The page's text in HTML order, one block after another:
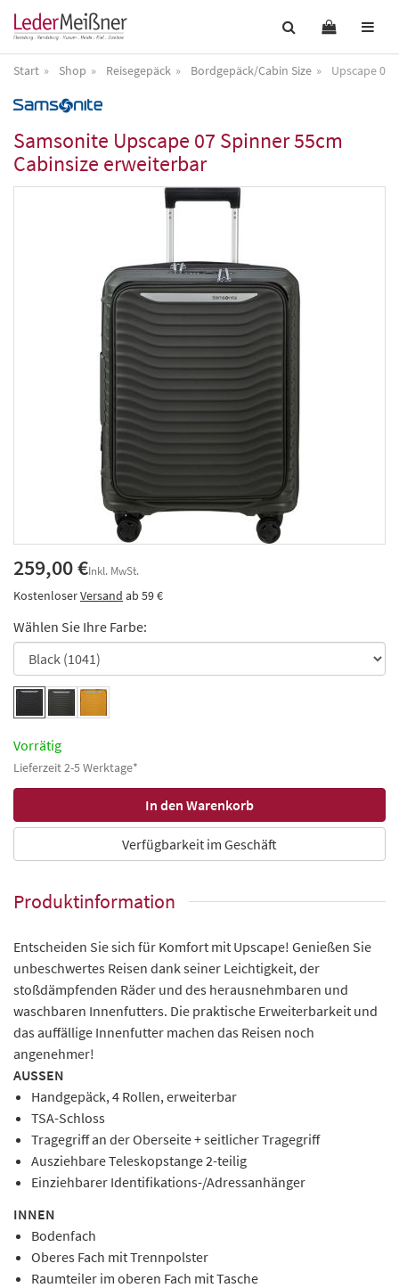
Start Shop Reisegepäck Bordgepäck/Cabin Size Upscape 07
Samsonite Upscape 07 Spinner 55cm
Cabinsize erweiterbar
259,00 €Inkl. MwSt.
KostenloserVersand ab 59 €
Wählen Sie Ihre Farbe:
Vorrätig
Lieferzeit 2-5 Werktage*
Verfügbarkeit im Geschäft
Produktinformation
Entscheiden Sie sich für Komfort mit Upscape! Genießen Sie
unbeschwertes Reisen dank seiner Leichtigkeit, der
stoßdämpfenden Räder und des herausnehmbaren und
waschbaren Innenfutters. Die praktische Erweiterbarkeit und
das auffällige Innenfutter machen das Reisen noch
angenehmer!
AUSSEN
Handgepäck, 4 Rollen, erweiterbar
TSA-Schloss
Tragegriff an der Oberseite + seitlicher Tragegriff
Ausziehbare Teleskopstange 2-teilig
Einziehbarer Identifikations-/Adressanhänger
INNEN
Bodenfach
Oberes Fach mit Trennpolster
Raumteiler im oberen Fach mit Tasche